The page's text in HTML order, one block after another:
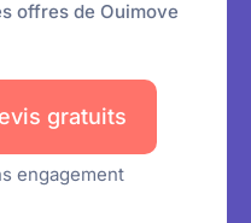
offres de Ouimove
gratuits
engagement